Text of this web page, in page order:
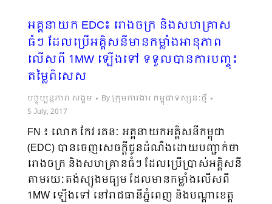
អគ្គនាយក EDC៖ រោងចក្រ និងសហគ្រាស
ធំៗ ដែលប្រើអគ្គិសនីមានកម្លាំងអានុភាព
លើសពី 1MW ឡើងទៅ ទទួលបានការបញ្ចុះ
តម្លៃពិសេស
បច្ចុប្បន្នភាព សង្គម By ក្រុមការងារ កម្ពុជាទស្សនៈថ្មី
5 July, 2017
FN ៖ លោក កែវ រតនៈ អគ្គនាយកអគ្គិសនីកម្ពុជា
(EDC) បានចេញសេចក្តីជូនដំណឹងដោយបញ្ជាក់ថា
រោងចក្រ និងសហគ្រានធំៗ ដែលប្រើប្រាស់អគ្គិសនី
តាមរយៈតង់ស្យុងមធ្យម ដែលមានកម្លាំងលើសពី
1MW ឡើងទៅ នៅរាជធានីភ្នំពេញ និងបណ្ដាខេត្ត